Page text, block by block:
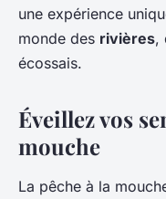
une expérience
monde des rivières,
écossais.
Éveillez vos
mouche
La pêche à la